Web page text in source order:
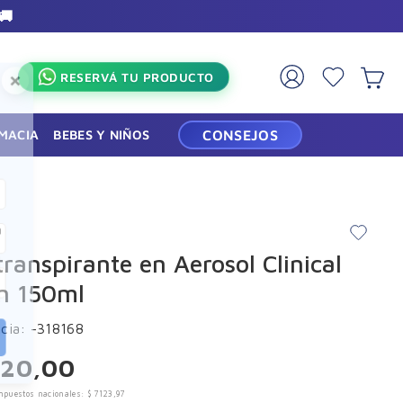
RESERVÁ TU PRODUCTO
BEBES Y NIÑOS CONSEJOS
en Aerosol Clinical
150ml
: -318168
,00
nacionales: $ 7123 ,97
×